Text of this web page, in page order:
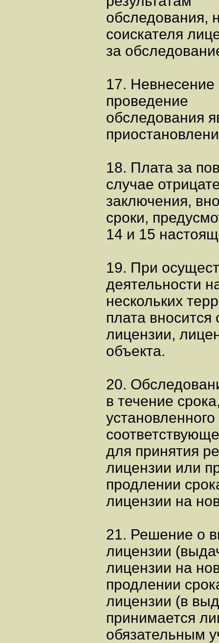
обследования,
соискателя
за
17. Невнесение
проведение
обследования
18. Плата за
случае
заключения,
сроки,
14 и 15
19. При
деятельности
нескольких
плата вносится
лицензии,
объекта.
20.
в течение
для принятия
лицензии или
продлении
лицензии на
21. Решение о
лицензии
лицензии на
продлении
лицензии (в
принимается
обязательным